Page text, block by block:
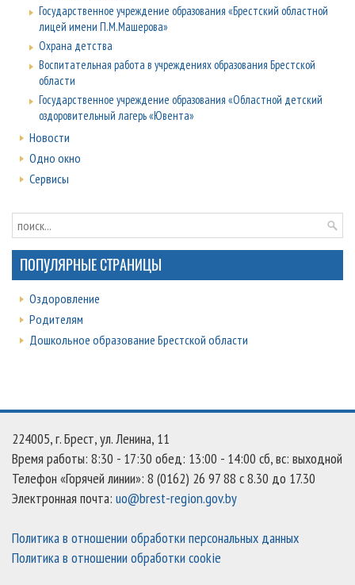
Государственное учреждение образования «Брестский областной
лицей имени П.М.Машерова»
Охрана детства
Воспитательная работа в учреждениях образования Брестской
области
Государственное учреждение образования «Областной детский
оздоровительный лагерь «Ювента»
Новости
Одно окно
Сервисы
ПОПУЛЯРНЫЕ СТРАНИЦЫ
Оздоровление
Родителям
Дошкольное образование Брестской области
224005, г. Брест, ул. Ленина, 11
Время работы: 8:30 - 17:30 обед: 13:00 - 14:00 сб, вс: выходной
Телефон «Горячей линии»: 8 (0162) 26 97 88 с 8.30 до 17.30
Электронная почта: uo@brest-region.gov.by
Политика в отношении обработки персональных данных
Политика в отношении обработки cookie